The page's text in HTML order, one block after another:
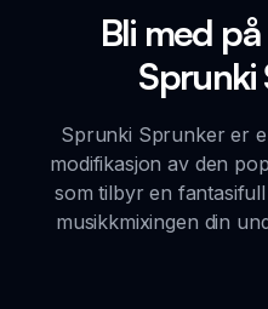
Bli med
Sprunki
Sprunki Sprunker er
modifikasjon av den
som tilbyr en
musikkmixingen din